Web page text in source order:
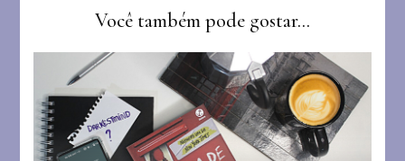
Você também pode gostar...